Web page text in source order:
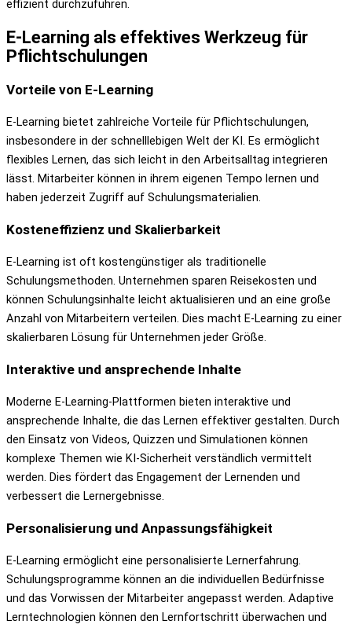
effizient durchzuführen.
E-Learning als effektives Werkzeug für
Pflichtschulungen
Vorteile von E-Learning
E-Learning bietet zahlreiche Vorteile für Pflichtschulungen,
insbesondere in der schnelllebigen Welt der KI. Es ermöglicht
flexibles Lernen, das sich leicht in den Arbeitsalltag integrieren
lässt. Mitarbeiter können in ihrem eigenen Tempo lernen und
haben jederzeit Zugriff auf Schulungsmaterialien.
Kosteneffizienz und Skalierbarkeit
E-Learning ist oft kostengünstiger als traditionelle
Schulungsmethoden. Unternehmen sparen Reisekosten und
können Schulungsinhalte leicht aktualisieren und an eine große
Anzahl von Mitarbeitern verteilen. Dies macht E-Learning zu einer
skalierbaren Lösung für Unternehmen jeder Größe.
Interaktive und ansprechende Inhalte
Moderne E-Learning-Plattformen bieten interaktive und
ansprechende Inhalte, die das Lernen effektiver gestalten. Durch
den Einsatz von Videos, Quizzen und Simulationen können
komplexe Themen wie KI-Sicherheit verständlich vermittelt
werden. Dies fördert das Engagement der Lernenden und
verbessert die Lernergebnisse.
Personalisierung und Anpassungsfähigkeit
E-Learning ermöglicht eine personalisierte Lernerfahrung.
Schulungsprogramme können an die individuellen Bedürfnisse
und das Vorwissen der Mitarbeiter angepasst werden. Adaptive
Lerntechnologien können den Lernfortschritt überwachen und